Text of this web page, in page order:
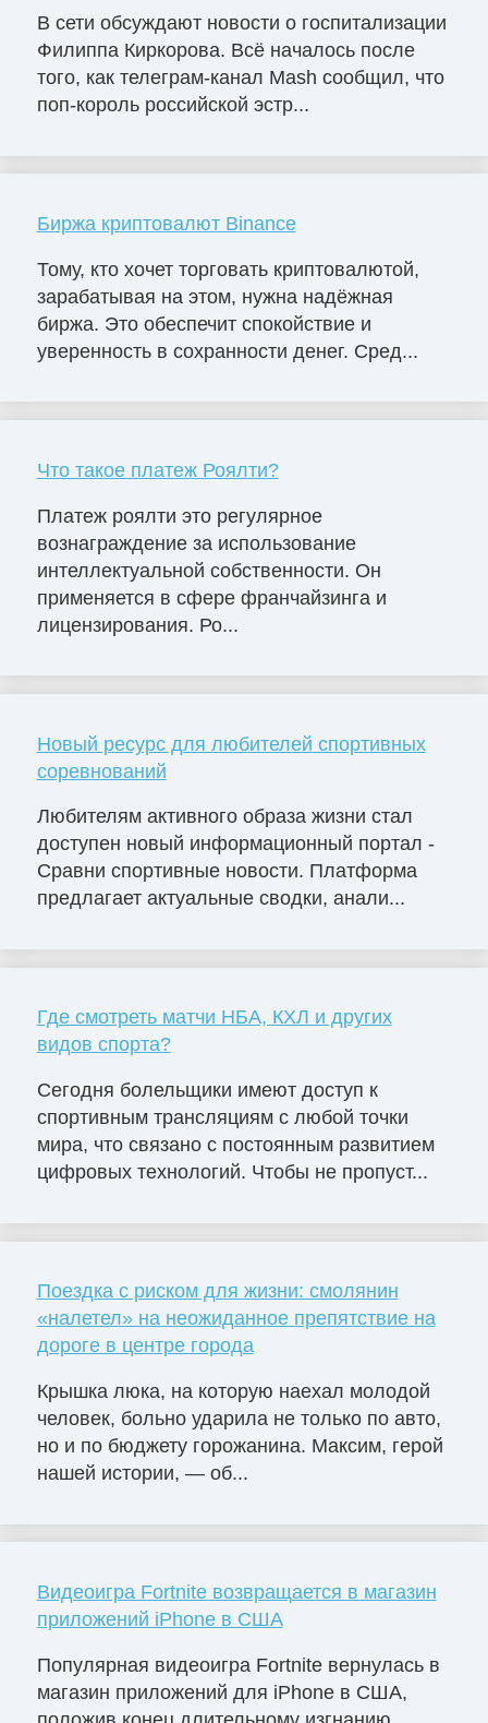
В сети обсуждают новости о госпитализации
Филиппа Киркорова. Всё началось после
того, как телеграм-канал Mash сообщил, что
поп-король российской эстр...
Биржа криптовалют Binance
Тому, кто хочет торговать криптовалютой,
зарабатывая на этом, нужна надёжная
биржа. Это обеспечит спокойствие и
уверенность в сохранности денег. Сред...
Что такое платеж Роялти?
Платеж роялти это регулярное
вознаграждение за использование
интеллектуальной собственности. Он
применяется в сфере франчайзинга и
лицензирования. Ро...
Новый ресурс для любителей спортивных
соревнований
Любителям активного образа жизни стал
доступен новый информационный портал -
Сравни спортивные новости. Платформа
предлагает актуальные сводки, анали...
Где смотреть матчи НБА, КХЛ и других
видов спорта?
Сегодня болельщики имеют доступ к
спортивным трансляциям с любой точки
мира, что связано с постоянным развитием
цифровых технологий. Чтобы не пропуст...
Поездка с риском для жизни: смолянин
«налетел» на неожиданное препятствие на
дороге в центре города
Крышка люка, на которую наехал молодой
человек, больно ударила не только по авто,
но и по бюджету горожанина. Максим, герой
нашей истории, — об...
Видеоигра Fortnite возвращается в магазин
приложений iPhone в США
Популярная видеоигра Fortnite вернулась в
магазин приложений для iPhone в США,